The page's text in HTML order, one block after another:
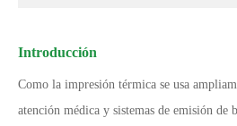
Introducción
Como la impresión térmica se usa
atención médica y sistemas de emisión